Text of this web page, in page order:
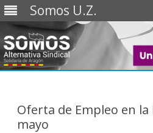
Somos U.Z.
Oferta de Empleo en la
mayo